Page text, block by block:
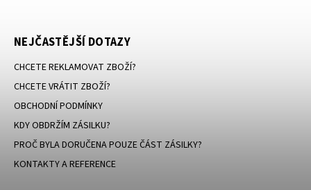
NEJČASTĚJŠÍ DOTAZY
CHCETE REKLAMOVAT ZBOŽÍ?
CHCETE VRÁTIT ZBOŽÍ?
OBCHODNÍ PODMÍNKY
KDY OBDRŽÍM ZÁSILKU?
PROČ BYLA DORUČENA POUZE ČÁST ZÁSILKY?
KONTAKTY A REFERENCE